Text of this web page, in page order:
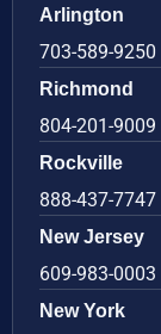
Arlington
703-589-9250
Richmond
804-201-9009
Rockville
888-437-7747
New Jersey
609-983-0003
New York